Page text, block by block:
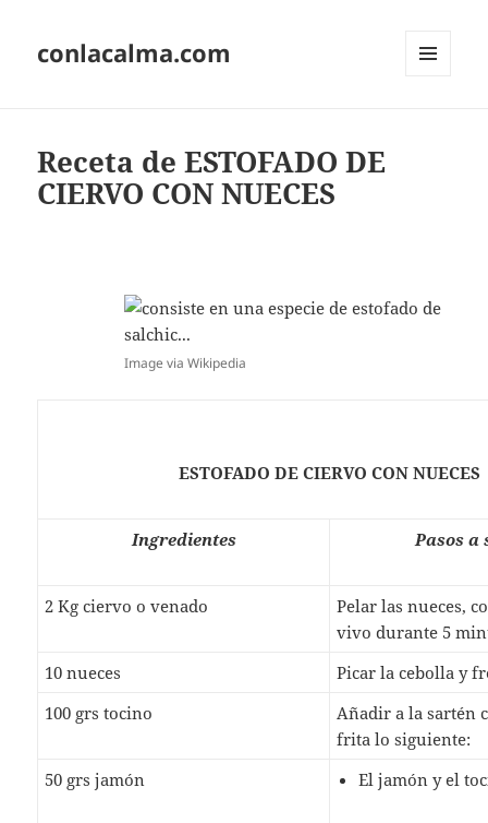
conlacalma.com
Receta de ESTOFADO DE
CIERVO CON NUECES
Image via Wikipedia
ESTOFADO DE CIERVO CON NUECES
Ingredientes Pasos a
2 Kg ciervo o venado
Pelar las nueces,
vivo durante 5
10 nueces
Picar la cebolla y
100 grs tocino
Añadir a la sartén
frita lo siguiente:
50 grs jamón
El jamón y el